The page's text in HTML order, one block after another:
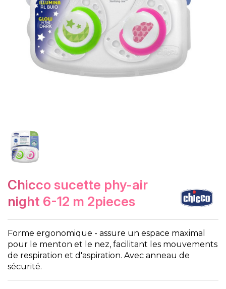
chicco sucette phy-air
night 6-12 m 2pieces
Forme ergonomique - assure un espace maximal
pour le menton et le nez, facilitant les mouvements
de respiration et d'aspiration. Avec anneau de
sécurité.